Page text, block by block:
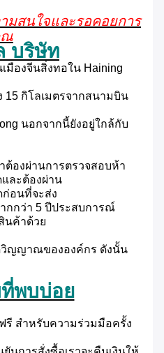
สนใจและรอคอยการ
ณ
บริษัท
เมืองจีนสิ่งทอใน Haining
15 กิโลเมตรจากสนามบิน
นอกจากนี้ยังอยู่ใกล้กับ
องผ่านการตรวจสอบห้า
ละต้องผ่าน
ก่อนที่จะส่ง
กกว่า 5 ปีประสบการณ์
นค้าด้วย
วิญญาณขององค์กร ดังนั้น
พบบ่อย
รี สำหรับความร่วมมือครั้ง